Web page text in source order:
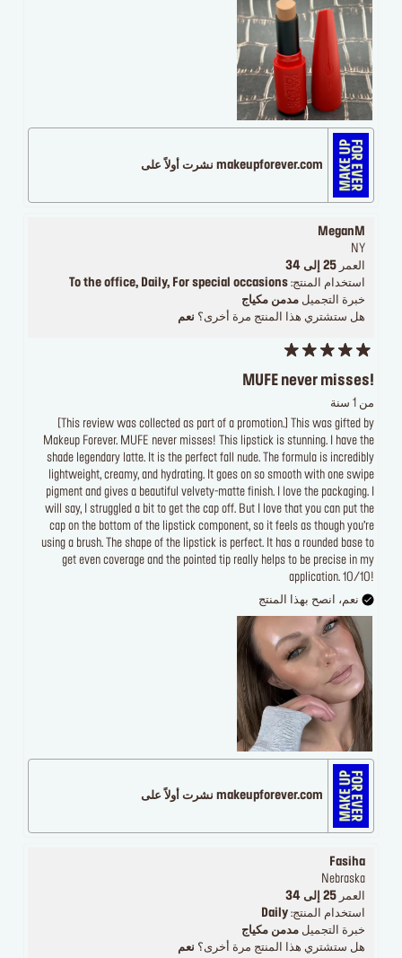
makeupforever.com نشرت أولاً على
MeganM
NY
العمر 25 إلى 34
استخدام المنتج: To the office, Daily, For special occasions
خبرة التجميل مدمن مكياج
هل ستشتري هذا المنتج مرة أخرى؟ نعم
MUFE never misses!
من 1 سنة
[This review was collected as part of a promotion.] This was gifted by
Makeup Forever. MUFE never misses! This lipstick is stunning. I have the
shade legendary latte. It is the perfect fall nude. The formula is incredibly
lightweight, creamy, and hydrating. It goes on so smooth with one swipe
pigment and gives a beautiful velvety-matte finish. I love the packaging. I
will say, I struggled a bit to get the cap off. But I love that you can put the
cap on the bottom of the lipstick component, so it feels as though you’re
using a brush. The shape of the lipstick is perfect. It has a rounded base to
get even coverage and the pointed tip really helps to be precise in my
application. 10/10!
نعم، انصح بهذا المنتج
makeupforever.com نشرت أولاً على
Fasiha
Nebraska
العمر 25 إلى 34
استخدام المنتج: Daily
خبرة التجميل مدمن مكياج
هل ستشتري هذا المنتج مرة أخرى؟ نعم